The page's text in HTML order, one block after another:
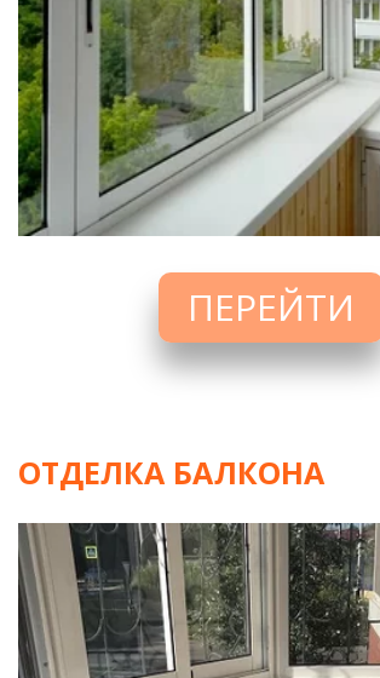
ПЕРЕЙТИ
ОТДЕЛКА БАЛКОНА